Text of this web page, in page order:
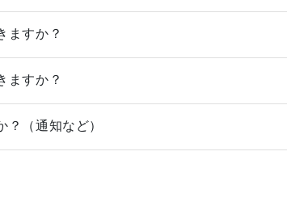
ますか？
ますか？
（通知など）